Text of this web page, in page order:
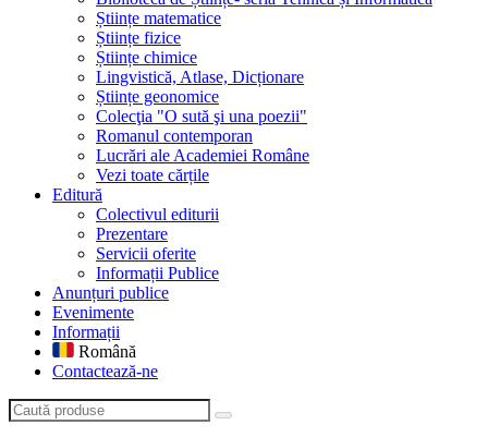
Științe matematice
Științe fizice
Științe chimice
Lingvistică, Atlase, Dicționare
Științe geonomice
Colecţia "O sută şi una poezii"
Romanul contemporan
Lucrări ale Academiei Române
Vezi toate cărțile
Editură
Colectivul editurii
Prezentare
Servicii oferite
Informații Publice
Anunțuri publice
Evenimente
Informații
Română
Contactează-ne
Caută produse